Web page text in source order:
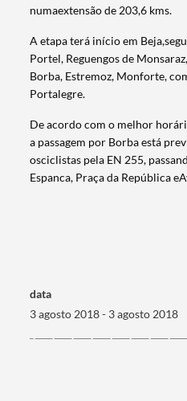
numaextensão de 203,6 kms.
​​​​A etapa terá início em
Portel, Reguengos de
Borba, Estremoz, Monforte,
Portalegre.
De acordo com o melhor
a passagem por Borba está
osciclistas p​​​ela EN 255,
Espanca, Praça da República
data
3 agosto 2018 - 3 agosto 2018